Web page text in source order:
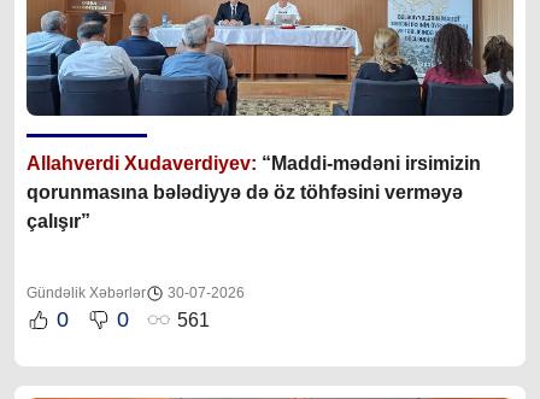
Allahverdi Xudaverdiyev: “Maddi-mədəni irsimizin
qorunmasına bələdiyyə də öz töhfəsini verməyə
çalışır”
Gündəlik Xəbərlər 30-07-2026
0 0 561